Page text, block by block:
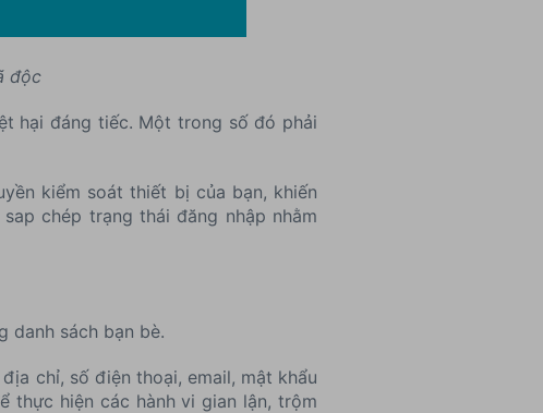
độc
hại đáng tiếc. Một trong số đó phải
kiểm soát thiết bị của bạn, khiến
chép trạng thái đăng nhập nhằm
danh sách bạn bè.
chỉ, số điện thoại, email, mật khẩu
thực hiện các hành vi gian lận, trộm